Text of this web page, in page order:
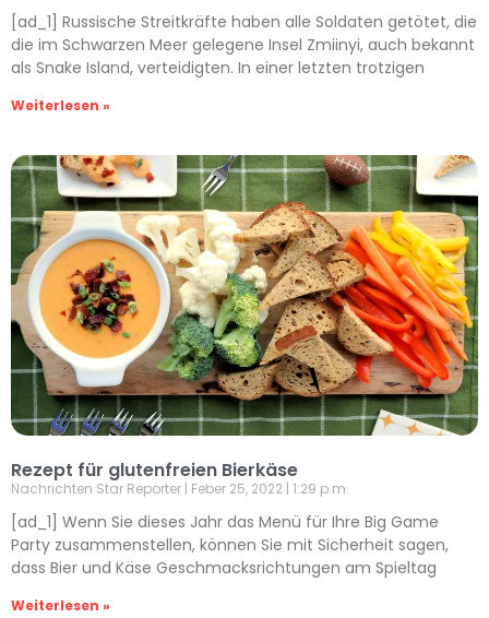
[ad_1] Russische Streitkräfte haben alle Soldaten getötet, die
die im Schwarzen Meer gelegene Insel Zmiinyi, auch bekannt
als Snake Island, verteidigten. In einer letzten trotzigen
Weiterlesen »
Rezept für glutenfreien Bierkäse
Nachrichten Star Reporter Feber 25, 2022 1:29 p.m.
[ad_1] Wenn Sie dieses Jahr das Menü für Ihre Big Game
Party zusammenstellen, können Sie mit Sicherheit sagen,
dass Bier und Käse Geschmacksrichtungen am Spieltag
Weiterlesen »